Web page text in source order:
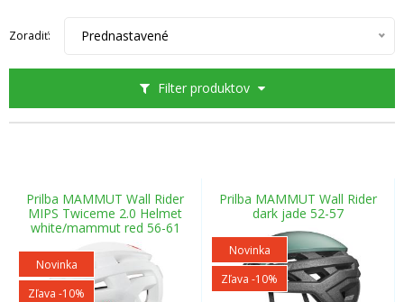
Filter produktov
Zoradiť: Prednastavené
Prilba MAMMUT Wall Rider
MIPS Twiceme 2.0 Helmet
white/mammut red 56-61
Novinka
Zľava -10%
Prilba MAMMUT Wall Rider
dark jade 52-57
Novinka
Zľava -10%